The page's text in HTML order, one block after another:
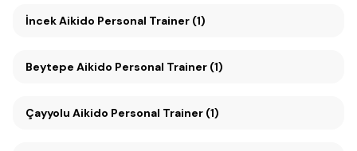
İncek Aikido Personal Trainer (1)
Beytepe Aikido Personal Trainer (1)
Çayyolu Aikido Personal Trainer (1)